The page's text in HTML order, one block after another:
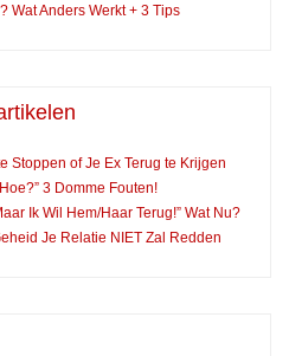
Wat Anders Werkt + 3 Tips
Stoppen of Je Ex Terug te Krijgen
3 Domme Fouten!
Ik Wil Hem/Haar Terug!” Wat Nu?
Je Relatie NIET Zal Redden